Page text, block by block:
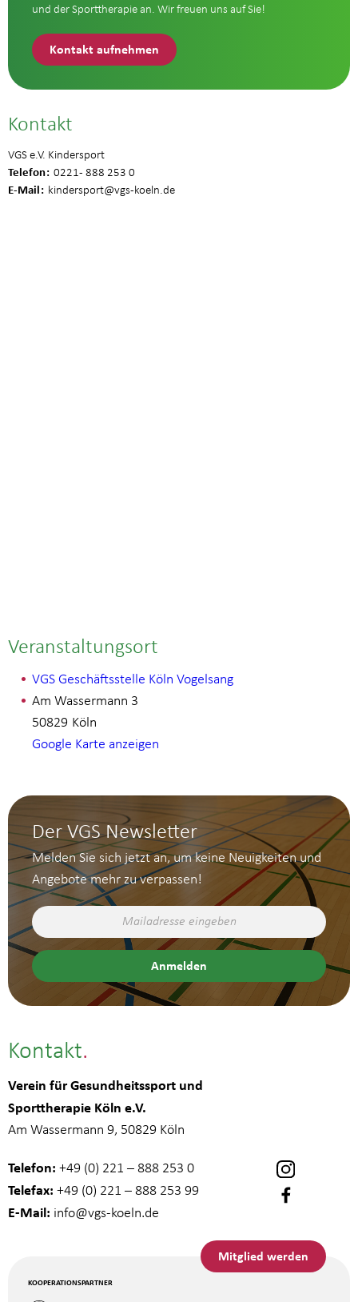
und der Sporttherapie an. Wir freuen uns auf Sie!
Kontakt aufnehmen
Kontakt
VGS e.V. Kindersport
Telefon 0221 - 888 253 0
E-Mail kindersport@vgs-koeln.de
Veranstaltungsort
VGS Geschäftsstelle Köln Vogelsang
Am Wassermann 3
Köln
50829
Google Karte anzeigen
Der VGS Newsletter
Melden Sie sich jetzt an, um keine Neuigkeiten und
Angebote mehr zu verpassen!
Kontakt
Verein für Gesundheitssport und
Sporttherapie Köln e.V.
Am Wassermann 9, 50829 Köln
Telefon: +49 (0) 221 – 888 253 0
Telefax: +49 (0) 221 – 888 253 99
E-Mail: info@vgs-koeln.de
Mitglied werden
KOOPERATIONSPARTNER